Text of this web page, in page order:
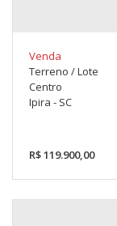
Venda
Terreno / Lote
Centro
Ipira - SC
R$ 119.900,00